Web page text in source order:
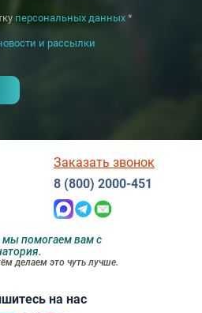
персональных данных*
и рассылки
на нас
мы помогаем вам с
делаем это чуть лучше.
Заказать звонок
8 (800) 2000-451